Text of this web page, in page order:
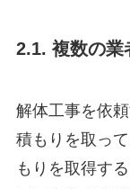
2.1. 複数の業
解体工事を依
積もりを取っ
もりを取得す